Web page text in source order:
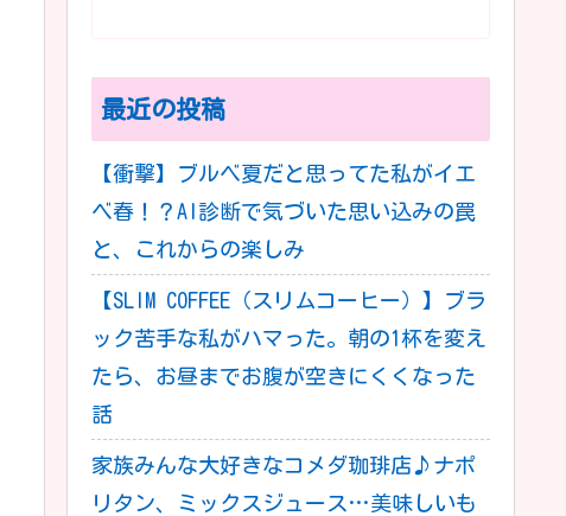
最近の投稿
【衝撃】ブルベ夏だと思ってた私がイエ
ベ春！？AI診断で気づいた思い込みの罠
と、これからの楽しみ
【SLIM COFFEE（スリムコーヒー）】ブラ
ック苦手な私がハマった。朝の1杯を変え
たら、お昼までお腹が空きにくくなった
話
家族みんな大好きなコメダ珈琲店♪ナポ
リタン、ミックスジュース…美味しいも